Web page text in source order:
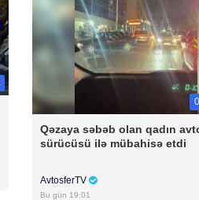
Qəzaya səbəb olan qadın
sürücüsü ilə mübahisə etdi
AvtosferTV
Bu gün 19:01